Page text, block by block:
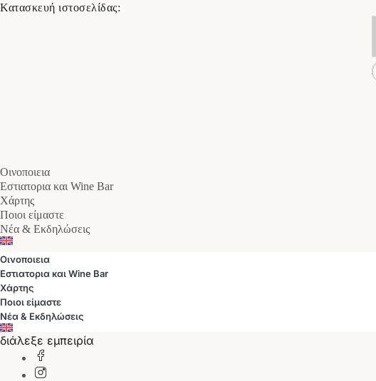
Κατασκευή ιστοσελίδας:
Οινοποιεια
Εστιατορια και Wine Bar
Χάρτης
Ποιοι είμαστε
Νέα & Εκδηλώσεις
Οινοποιεια
Εστιατορια και Wine Bar
Χάρτης
Ποιοι είμαστε
Νέα & Εκδηλώσεις
διάλεξε εμπειρία